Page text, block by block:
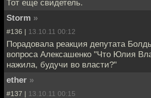
Тот еще свидетель.
Storm »
#136 | 13.10.11 00:12
Порадовала реакция депутата
вопроса Алексашенко "Что Юлия
нажила, будучи во власти?"
ether »
#137 | 13.10.11 00:15